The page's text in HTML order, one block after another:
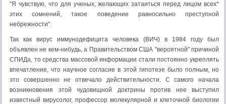
"Я чувствую, что для ученых, желающих затаиться перед лицом всех*
этих сомнений, такое поведение равносильно преступной
небрежности".
Так как вирус иммунодефицита человека (ВИЧ) в 1984 году был
объявлен не кем-нибудь, а Правительством США "вероятной" причиной
СПИДа, то средства массовой информации стали постоянно укреплять
впечатление, что научное согласие в этой гипотезе было полным, но
это совершенно не отвечало действительности. С самого начала
возникновения этой чудовищной доктрины против нее выступил
известный вирусолог, профессор молекулярной и клеточной биологии